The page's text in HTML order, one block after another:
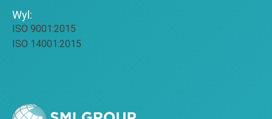
Wyl:
ISO 9001:2015
ISO 14001:2015